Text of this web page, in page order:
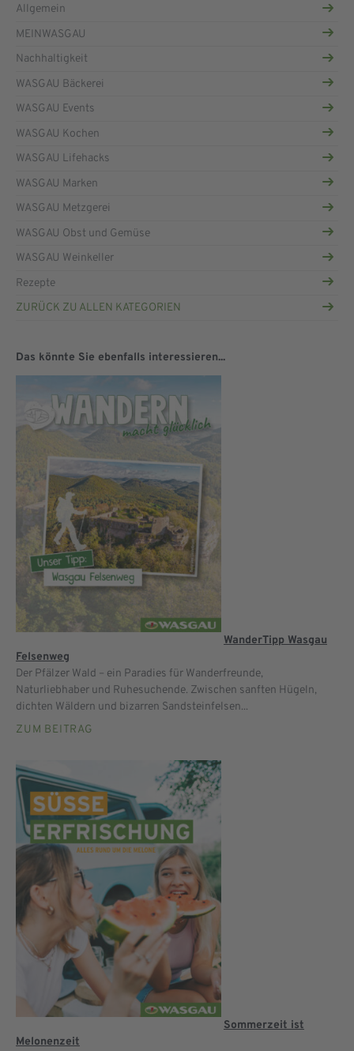
Allgemein
MEINWASGAU
Nachhaltigkeit
WASGAU Bäckerei
WASGAU Events
WASGAU Kochen
WASGAU Lifehacks
WASGAU Marken
WASGAU Metzgerei
WASGAU Obst und Gemüse
WASGAU Weinkeller
Rezepte
ZURÜCK ZU ALLEN KATEGORIEN
Das könnte Sie ebenfalls interessieren...
WanderTipp Wasgau
Felsenweg
Der Pfälzer Wald – ein Paradies für Wanderfreunde,
Naturliebhaber und Ruhesuchende. Zwischen sanften Hügeln,
dichten Wäldern und bizarren Sandsteinfelsen...
ZUM BEITRAG
Sommerzeit ist
Melonenzeit